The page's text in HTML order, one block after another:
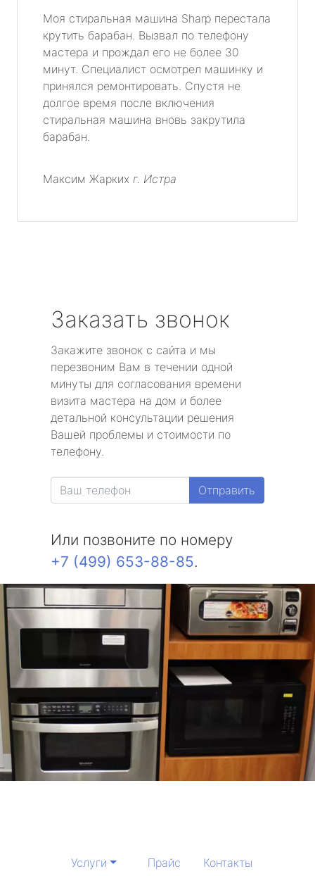
Моя стиральная машина Sharp перестала
крутить барабан. Вызвал по телефону
мастера и прождал его не более 30
минут. Специалист осмотрел машинку и
принялся ремонтировать. Спустя не
долгое время после включения
стиральная машина вновь закрутила
барабан.
Максим Жарких г. Истра
Заказать звонок
Закажите звонок с сайта и мы
перезвоним Вам в течении одной
минуты для согласования времени
визита мастера на дом и более
детальной консультации решения
Вашей проблемы и стоимости по
телефону.
Отправить
Или позвоните по номеру
+7 (499) 653-88-85.
Услуги Прайс Контакты